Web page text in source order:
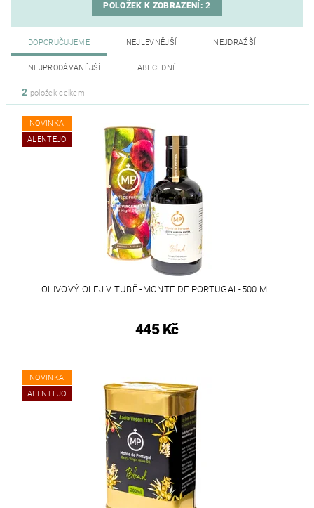
POLOŽEK K ZOBRAZENÍ:2
DOPORUČUJEME NEJLEVNĚJŠÍ NEJDRAŽŠÍ
NEJPRODÁVANĚJŠÍ ABECEDNĚ
2 položek celkem
NOVINKA
ALENTEJO
OLIVOVÝ OLEJ V TUBĚ -MONTE DE PORTUGAL-500 ML
445 Kč
NOVINKA
ALENTEJO